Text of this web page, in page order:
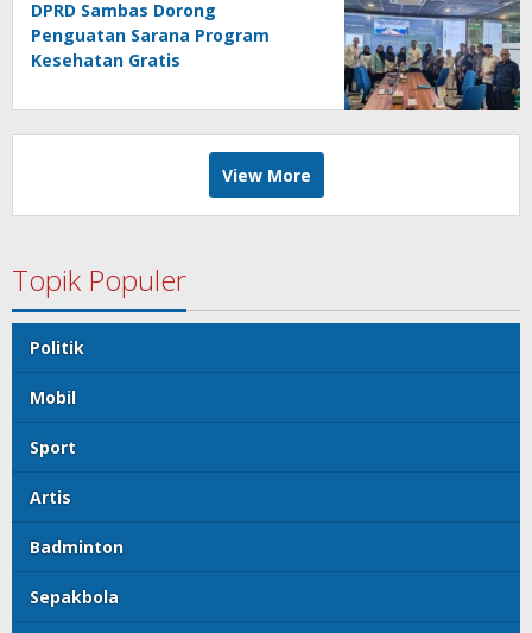
DPRD Sambas Dorong
Penguatan Sarana Program
Kesehatan Gratis
View More
Topik Populer
Politik
Mobil
Sport
Artis
Badminton
Sepakbola